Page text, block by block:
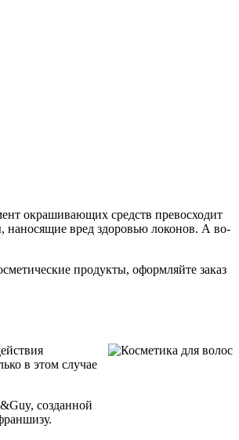
окрашивающих средств превосходит
наносящие вред здоровью локонов. А во-
продукты, оформляйте заказ
в этом случае
созданной